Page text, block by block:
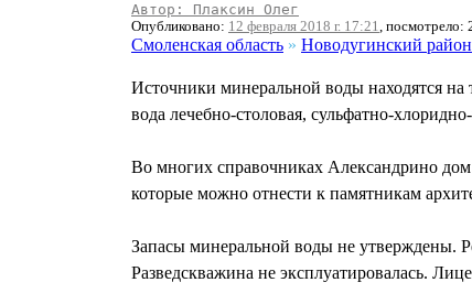
Автор: Плаксин Олег
Опубликовано: 12 февраля 2018 г. 17:21, посмотрело:
Смоленская область » Новодугинский район
Источники минеральной воды находятся
вода лечебно-столовая, сульфатно-
Во многих справочниках Александрино
которые можно отнести к памятникам
Запасы минеральной воды не утверждены.
Разведскважина не эксплуатировалась.